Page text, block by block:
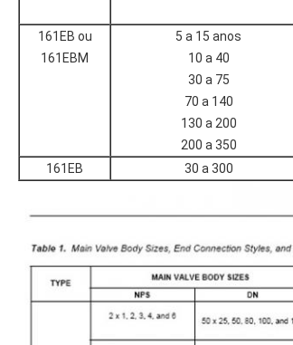
161EB ou
161EBM
5 a 15 anos
10 a 40
30 a 75
70 a 140
130 a 200
200 a 350
161EB
30 a 300